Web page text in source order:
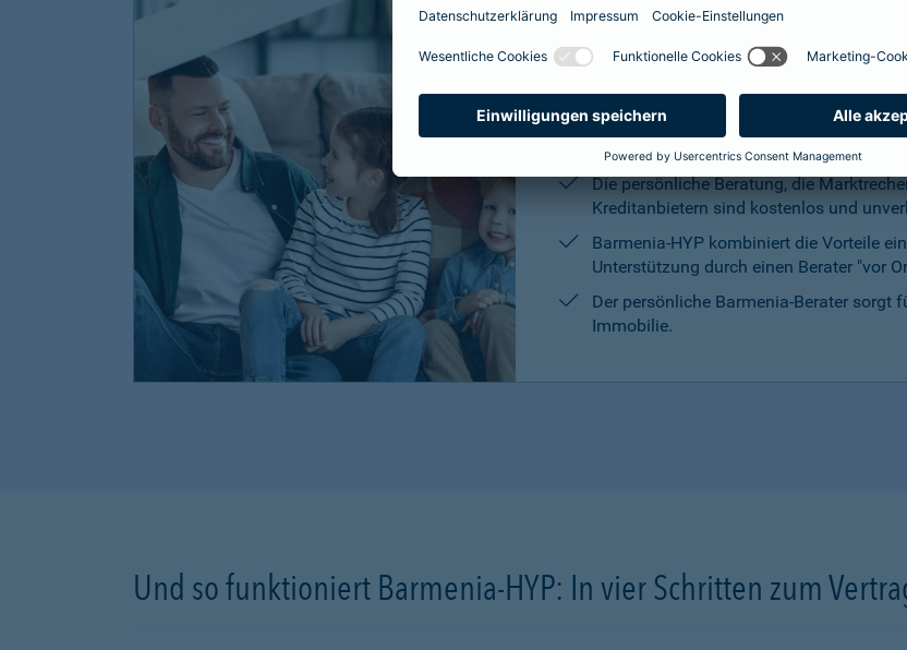
Barmenia-HYP ist ungebunden.
Barmenia-HYP kann durch den Zugriff
flexibel auf Ihre Wünsche reagieren.
Die Machbarkeit der Finanzierung zum
Die persönliche Beratung, die
Kreditanbietern sind kostenlos und
Barmenia-HYP kombiniert die Vorteile
Unterstützung durch einen Berater "vor
Der persönliche Barmenia-Berater sorgt
Immobilie.
Und so funktioniert Barmenia-HYP: In vier Schritten zum